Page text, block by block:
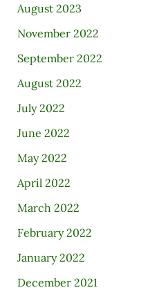
August 2023
November 2022
September 2022
August 2022
July 2022
June 2022
May 2022
April 2022
March 2022
February 2022
January 2022
December 2021